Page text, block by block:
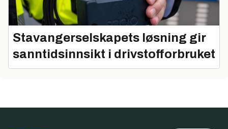
Stavangerselskapets løsning gir
sanntidsinnsikt i drivstofforbruket